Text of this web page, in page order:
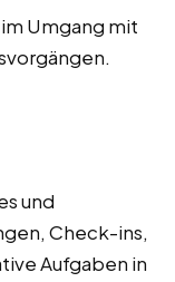
Umgang mit
und
Check-ins,
Aufgaben in